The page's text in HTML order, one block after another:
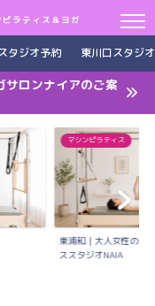
ラティス＆ヨガ
タジオ予約 東川口スタジ
サロンナイアのご案
マシンピラティス
東浦和｜大人女性のた
ススタジオNAIA